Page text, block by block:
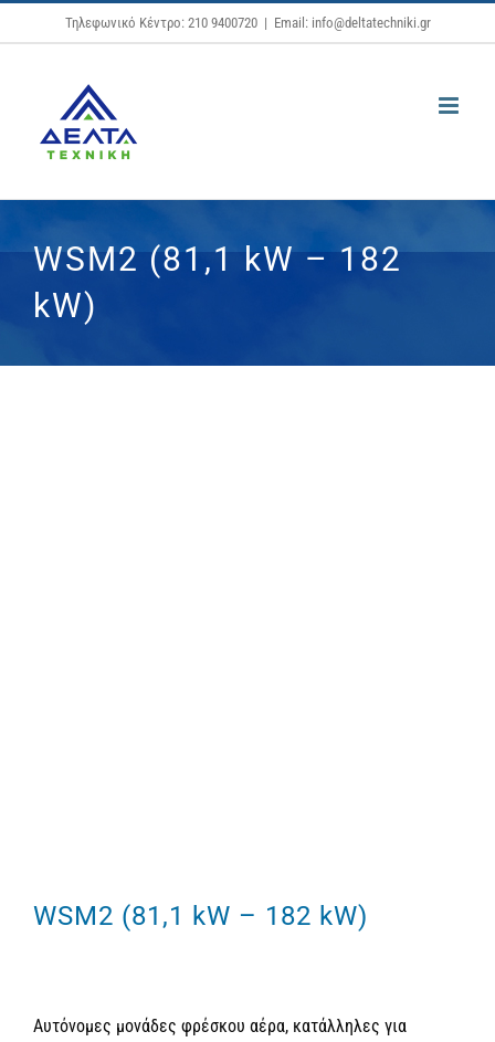
Μετάβαση
στο
Τηλεφωνικό Κέντρο: 210 9400720 | Email: info@deltatechniki.gr
WSM2 (81,1 kW – 182
kW)
WSM2 (81,1 kW – 182 kW)
Αυτόνομες μονάδες φρέσκου αέρα, κατάλληλες για